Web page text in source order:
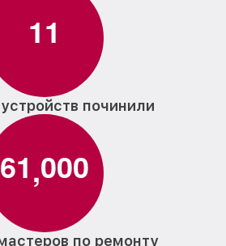
11
починили
61,000
по ремонту